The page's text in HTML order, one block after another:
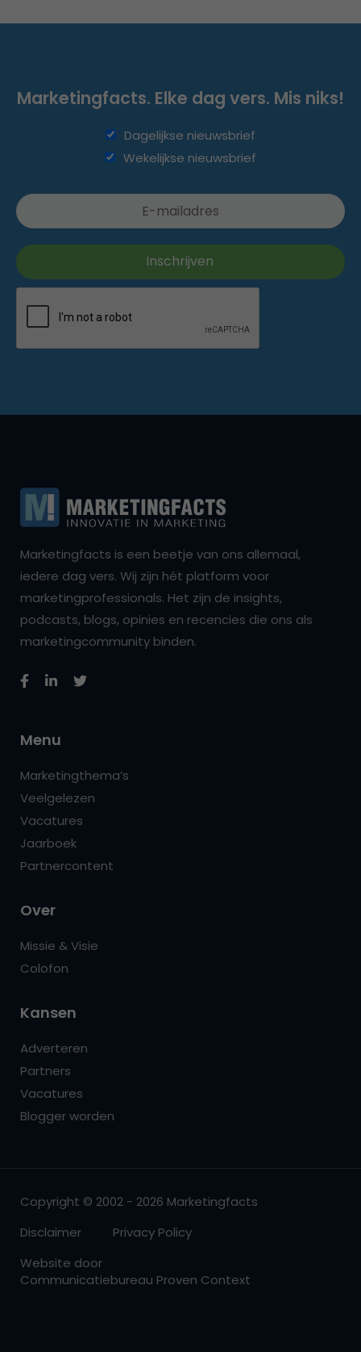
Marketingfacts. Elke dag vers. Mis niks!
Dagelijkse nieuwsbrief
Wekelijkse nieuwsbrief
Marketingfacts is een beetje van ons allemaal,
iedere dag vers. Wij zijn hét platform voor
marketingprofessionals. Het zijn de insights,
podcasts, blogs, opinies en recencies die ons als
marketingcommunity binden.
Menu
Marketingthema’s
Veelgelezen
Vacatures
Jaarboek
Partnercontent
Over
Missie & Visie
Colofon
Kansen
Adverteren
Partners
Vacatures
Blogger worden
Copyright © 2002 - 2026 Marketingfacts
Disclaimer
Privacy Policy
Website door
Communicatiebureau Proven Context